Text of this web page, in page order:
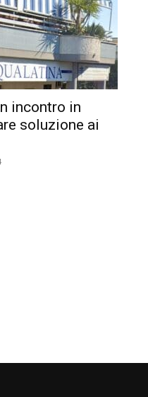
incontro in
soluzione ai